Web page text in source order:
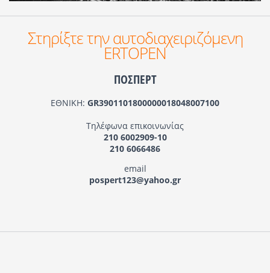
Στηρίξτε την αυτοδιαχειριζόμενη
ERTOPEN
ΠΟΣΠΕΡΤ
ΕΘΝΙΚΗ: GR3901101800000018048007100
Τηλέφωνα επικοινωνίας
210 6002909-10
210 6066486
email
pospert123@yahoo.gr